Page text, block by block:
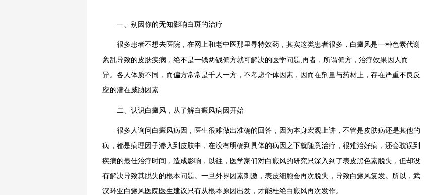
一、别因你的无知影响白斑的治疗
很多患者不想去医院，在网上和老中医那里寻特效药，其实这类患者很多，白癜风是一种色素代谢
紊乱导致的皮肤疾病，绝不是一钱两钱偏方就可解决的医学问题;再者，所谓偏方，治疗效果因人而
异。各人体质不同，而偏方常常是千人一方，不考虑个体因素，因而在剂量与药材上，存在严重不良反
应的潜在威胁因素
二、认识白癜风，从了解白癜风病因开始
很多人询问白癜风病因，医生很难做出准确的回答，因为本身宏观上讲，不管是皮肤病还是其他的
病，都是病理因子渗入到皮肤中，在没有明确到具体的病因之下就随意治疗，很难治好病，还会耽误到
疾病的最佳治疗时间，造成影响，以往，医学家们对白癜风的研究只深入到了表皮黑色素脱失，但却没
有解决导致其脱失的根本问题。一旦外界因素刺激，表皮细胞会再次脱失，导致白癜风复发。所以， 武
汉环亚白癜风医院 医生建议只有从根本原因出发，才能杜绝白癜风再次发作。